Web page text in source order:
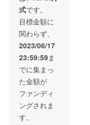
学校メ
ンバー
の釣り
にかか
る費
用、お
りの学
校メン
バーの
釣り場
までの
交通費
は、こ
メージ>
上限ペ
ア2組×2
回開催
の合計8
名 ・日
程 :
2023年
12月末
までで
支援者
様と別
途相談
・場所 :
の発信
に、協
賛者様
指定の
お名前
を文章
にて記
載 ※掲
載方法
（文
字・ロ
ゴ・バ
ナー）
は、協
式です。
目標金額に
関わらず、
2023/06/17
23:59:59ま
でに集まっ
た金額が
ファンディ
ングされま
す。